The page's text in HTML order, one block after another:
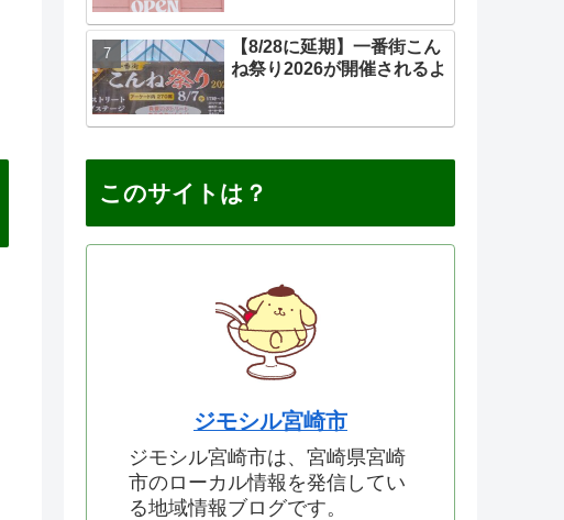
【8/28に延期】一番街こん
ね祭り2026が開催されるよ
このサイトは？
ジモシル宮崎市
ジモシル宮崎市は、宮崎県宮崎
市のローカル情報を発信してい
る地域情報ブログです。